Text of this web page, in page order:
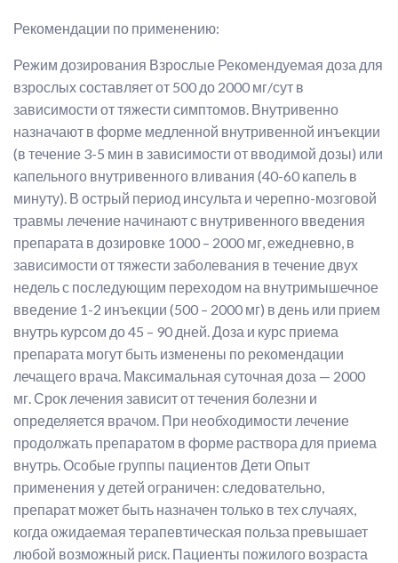
Рекомендации по применению:
Режим дозирования Взрослые Рекомендуемая доза для
взрослых составляет от 500 до 2000 мг/сут в
зависимости от тяжести симптомов. Внутривенно
назначают в форме медленной внутривенной инъекции
(в течение 3-5 мин в зависимости от вводимой дозы) или
капельного внутривенного вливания (40-60 капель в
минуту). В острый период инсульта и черепно-мозговой
травмы лечение начинают с внутривенного введения
препарата в дозировке 1000 – 2000 мг, ежедневно, в
зависимости от тяжести заболевания в течение двух
недель с последующим переходом на внутримышечное
введение 1-2 инъекции (500 – 2000 мг) в день или прием
внутрь курсом до 45 – 90 дней. Доза и курс приема
препарата могут быть изменены по рекомендации
лечащего врача. Максимальная суточная доза — 2000
мг. Срок лечения зависит от течения болезни и
определяется врачом. При необходимости лечение
продолжать препаратом в форме раствора для приема
внутрь. Особые группы пациентов Дети Опыт
применения у детей ограничен: следовательно,
препарат может быть назначен только в тех случаях,
когда ожидаемая терапевтическая польза превышает
любой возможный риск. Пациенты пожилого возраста